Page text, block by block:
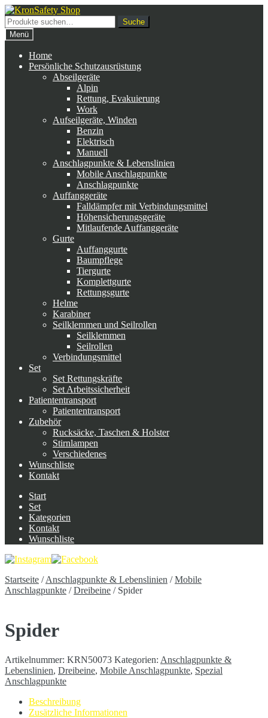
Zur
Navigation
springen
Zum
Inhalt
springen
Suche
nach:
Suche
Menü
Home
Persönliche Schutzausrüstung
Abseilgeräte
Alpin
Rettung, Evakuierung
Work
Aufseilgeräte, Winden
Benzin
Elektrisch
Manuell
Anschlagpunkte & Lebenslinien
Mobile Anschlagpunkte
Anschlagpunkte
Auffanggeräte
Falldämpfer mit Verbindungsmittel
Höhensicherungsgeräte
Mitlaufende Auffanggeräte
Gurte
Auffanggurte
Baumpflege
Tiergurte
Komplettgurte
Rettungsgurte
Helme
Karabiner
Seilklemmen und Seilrollen
Seilklemmen
Seilrollen
Verbindungsmittel
Set
Set Rettungskräfte
Set Arbeitssicherheit
Patiententransport
Patiententransport
Zubehör
Rucksäcke, Taschen & Holster
Stirnlampen
Verschiedenes
Wunschliste
Kontakt
Start
Set
Kategorien
Kontakt
Wunschliste
Startseite /Anschlagpunkte & Lebenslinien /Mobile
Anschlagpunkte /Dreibeine / Spider
Spider
Artikelnummer: KRN50073 Kategorien: Anschlagpunkte &
Lebenslinien, Dreibeine, Mobile Anschlagpunkte, Spezial
Anschlagpunkte
Beschreibung
Zusätzliche Informationen